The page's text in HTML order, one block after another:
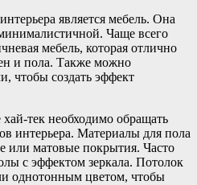
является мебель. Она
Чаще всего
мебель, которая отлично
и пола. Также можно
чтобы создать эффект
тек необходимо обращать
интерьера. Материалы для пола
или матовые покрытия. Часто
с эффектом зеркала. Потолок
однотонным цветом, чтобы